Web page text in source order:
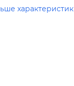
характеристик